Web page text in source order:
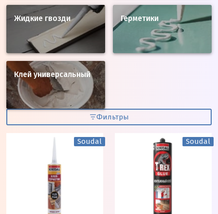
Жидкие гвозди Герметики
Клей универсальный
Фильтры
Soudal Soudal